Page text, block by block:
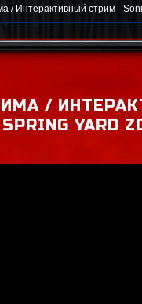
/ Интерактивный стрим -
/
YARD